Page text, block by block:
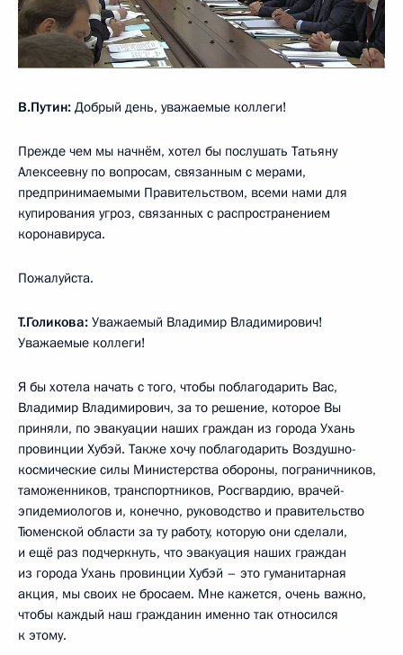
В.Путин: Добрый день, уважаемые коллеги!
Прежде чем мы начнём, хотел бы послушать Татьяну
Алексеевну по вопросам, связанным с мерами,
предпринимаемыми Правительством, всеми нами для
купирования угроз, связанных с распространением
коронавируса.
Пожалуйста.
Т.Голикова: Уважаемый Владимир Владимирович!
Уважаемые коллеги!
Я бы хотела начать с того, чтобы поблагодарить Вас,
Владимир Владимирович, за то решение, которое Вы
приняли, по эвакуации наших граждан из города Ухань
провинции Хубэй. Также хочу поблагодарить Воздушно-
космические силы Министерства обороны, пограничников,
таможенников, транспортников, Росгвардию, врачей-
эпидемиологов и, конечно, руководство и правительство
Тюменской области за ту работу, которую они сделали,
и ещё раз подчеркнуть, что эвакуация наших граждан
из города Ухань провинции Хубэй – это гуманитарная
акция, мы своих не бросаем. Мне кажется, очень важно,
чтобы каждый наш гражданин именно так относился
к этому.